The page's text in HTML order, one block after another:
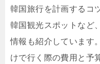
韓国旅行を計画するコ
韓国観光スポットなど
情報も紹介しています
けで行く際の費用と予